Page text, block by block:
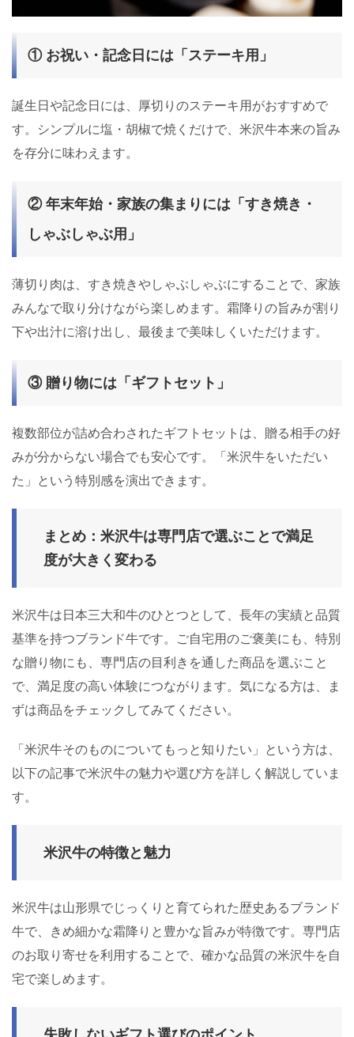
① お祝い・記念日には「ステーキ用」
誕生日や記念日には、厚切りのステーキ用がおすすめで
す。シンプルに塩・胡椒で焼くだけで、米沢牛本来の旨み
を存分に味わえます。
② 年末年始・家族の集まりには「すき焼き・
しゃぶしゃぶ用」
薄切り肉は、すき焼きやしゃぶしゃぶにすることで、家族
みんなで取り分けながら楽しめます。霜降りの旨みが割り
下や出汁に溶け出し、最後まで美味しくいただけます。
③ 贈り物には「ギフトセット」
複数部位が詰め合わされたギフトセットは、贈る相手の好
みが分からない場合でも安心です。「米沢牛をいただい
た」という特別感を演出できます。
まとめ：米沢牛は専門店で選ぶことで満足
度が大きく変わる
米沢牛は日本三大和牛のひとつとして、長年の実績と品質
基準を持つブランド牛です。ご自宅用のご褒美にも、特別
な贈り物にも、専門店の目利きを通した商品を選ぶこと
で、満足度の高い体験につながります。気になる方は、ま
ずは商品をチェックしてみてください。
「米沢牛そのものについてもっと知りたい」という方は、
以下の記事で米沢牛の魅力や選び方を詳しく解説していま
す。
米沢牛の特徴と魅力
米沢牛は山形県でじっくりと育てられた歴史あるブランド
牛で、きめ細かな霜降りと豊かな旨みが特徴です。専門店
のお取り寄せを利用することで、確かな品質の米沢牛を自
宅で楽しめます。